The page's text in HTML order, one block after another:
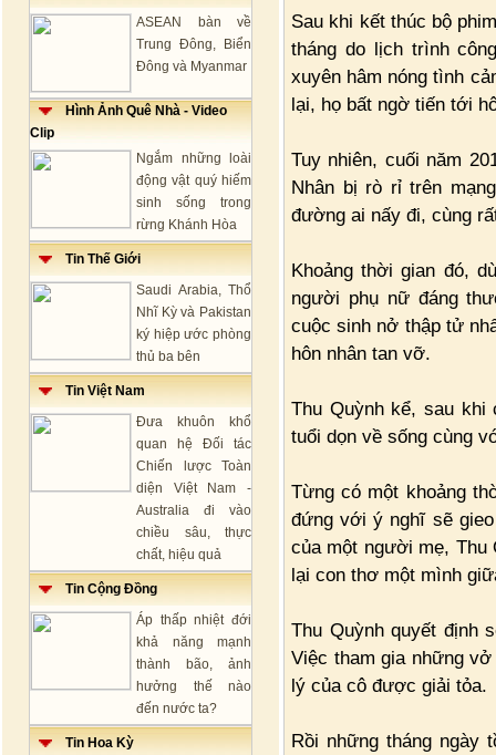
ASEAN bàn về
Trung Đông, Biển
Đông và Myanmar
Hình Ảnh Quê Nhà - Video
Clip
Ngắm những loài
động vật quý hiếm
sinh sống trong
rừng Khánh Hòa
Tin Thế Giới
Saudi Arabia, Thổ
Nhĩ Kỳ và Pakistan
ký hiệp ước phòng
thủ ba bên
Tin Việt Nam
Đưa khuôn khổ
quan hệ Đối tác
Chiến lược Toàn
diện Việt Nam -
Australia đi vào
chiều sâu, thực
chất, hiệu quả
Tin Cộng Đồng
Áp thấp nhiệt đới
khả năng mạnh
thành bão, ảnh
hưởng thế nào
đến nước ta?
Tin Hoa Kỳ
Sau khi kết thúc bộ
tháng do lịch trình
xuyên hâm nóng tình
lại, họ bất ngờ tiến tới
Tuy nhiên, cuối năm
Nhân bị rò rỉ trên
đường ai nấy đi, cùng
Khoảng thời gian đó,
người phụ nữ đáng
cuộc sinh nở thập tử
hôn nhân tan vỡ.
Thu Quỳnh kể, sau
tuổi dọn về sống cùng
Từng có một khoảng
đứng với ý nghĩ sẽ
của một người mẹ, Thu
lại con thơ một mình
Thu Quỳnh quyết định
Việc tham gia những
lý của cô được giải tỏa.
Rồi những tháng ngày